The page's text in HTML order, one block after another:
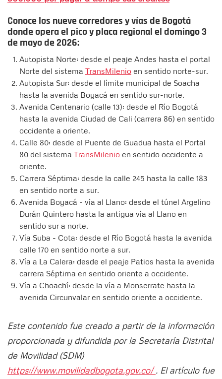
Conoce los nueve corredores y vías de Bogotá
donde opera el pico y placa regional el domingo 3
de mayo de 2026:
Autopista Norte: desde el peaje Andes hasta el portal
Norte del sistema TransMilenio en sentido norte-sur.
Autopista Sur: desde el límite municipal de Soacha
hasta la avenida Boyacá en sentido sur-norte.
Avenida Centenario (calle 13): desde el Río Bogotá
hasta la avenida Ciudad de Cali (carrera 86) en sentido
occidente a oriente.
Calle 80: desde el Puente de Guadua hasta el Portal
80 del sistema TransMilenio en sentido occidente a
oriente.
Carrera Séptima: desde la calle 245 hasta la calle 183
en sentido norte a sur.
Avenida Boyacá - vía al Llano: desde el túnel Argelino
Durán Quintero hasta la antigua vía al Llano en
sentido sur a norte.
Vía Suba - Cota: desde el Río Bogotá hasta la avenida
calle 170 en sentido norte a sur.
Vía a La Calera: desde el peaje Patios hasta la avenida
carrera Séptima en sentido oriente a occidente.
Vía a Choachí: desde la vía a Monserrate hasta la
avenida Circunvalar en sentido oriente a occidente.
Este contenido fue creado a partir de la información
proporcionada y difundida por la Secretaría Distrital
de Movilidad (SDM)
https://www.movilidadbogota.gov.co/. El artículo fue